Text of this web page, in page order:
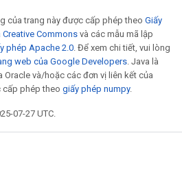
của trang này được cấp phép theo Giấy
Commons và các mẫu mã lập
phép Apache 2.0. Để xem chi tiết, vui lòng
web của Google Developers. Java là
Oracle và/hoặc các đơn vị liên kết của
cấp phép theo giấy phép numpy.
07-27 UTC.